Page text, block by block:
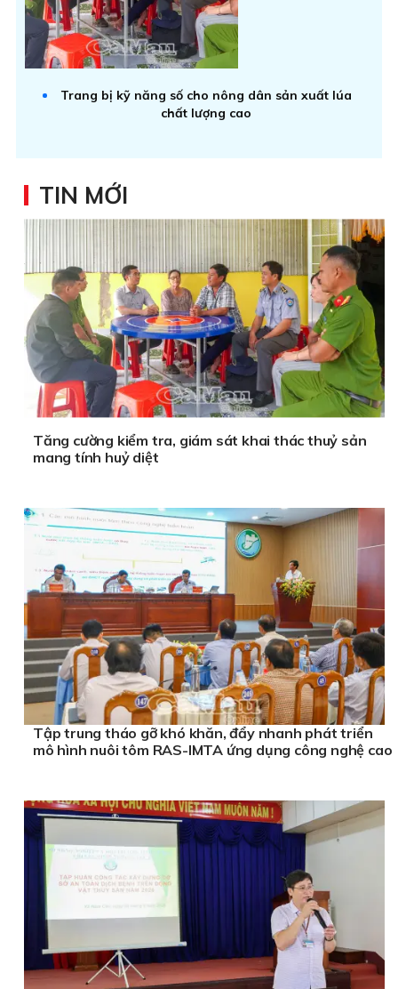
Trang bị kỹ năng số cho nông dân sản xuất lúa
chất lượng cao
TIN MỚI
Tăng cường kiểm tra, giám sát khai thác thuỷ sản
mang tính huỷ diệt
Tập trung tháo gỡ khó khăn, đẩy nhanh phát triển
mô hình nuôi tôm RAS-IMTA ứng dụng công nghệ cao